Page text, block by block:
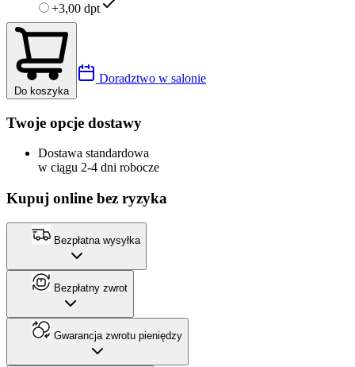
+3,00 dpt
Do koszyka
Doradztwo w salonie
Twoje opcje dostawy
Dostawa standardowa
w ciągu 2-4 dni robocze
Kupuj online bez ryzyka
Bezpłatna wysyłka
Bezpłatny zwrot
Gwarancja zwrotu pieniędzy